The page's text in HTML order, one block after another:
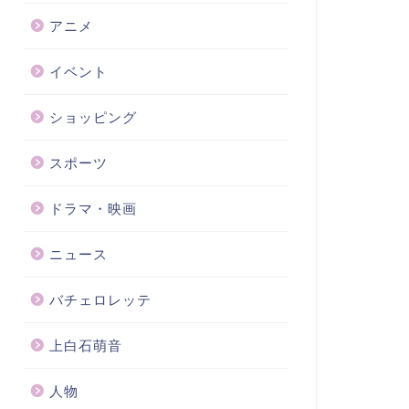
アニメ
イベント
ショッピング
スポーツ
ドラマ・映画
ニュース
バチェロレッテ
上白石萌音
人物